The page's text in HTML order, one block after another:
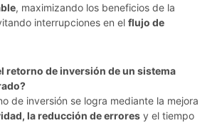
, maximizando los beneficios de la
interrupciones en el flujo de
retorno de inversión de un sistema
de inversión se logra mediante la mejora
la reducción de errores y el tiempo